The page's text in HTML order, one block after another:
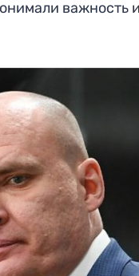
важность